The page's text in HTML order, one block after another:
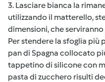
3. Lasciare bianca la
utilizzando il matterello,
dimensioni, che
Per stendere la sfoglia più
pan di Spagna collocato
tappetino di silicone con
pasta di zucchero risulti